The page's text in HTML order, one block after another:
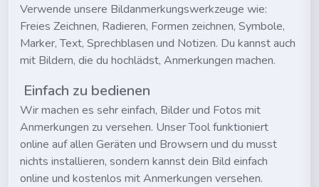
Verwende unsere Bildanmerkungswerkzeuge wie:
Freies Zeichnen, Radieren, Formen zeichnen, Symbole,
Marker, Text, Sprechblasen und Notizen. Du kannst auch
mit Bildern, die du hochlädst, Anmerkungen machen.
Einfach zu bedienen
Wir machen es sehr einfach, Bilder und Fotos mit
Anmerkungen zu versehen. Unser Tool funktioniert
online auf allen Geräten und Browsern und du musst
nichts installieren, sondern kannst dein Bild einfach
online und kostenlos mit Anmerkungen versehen.